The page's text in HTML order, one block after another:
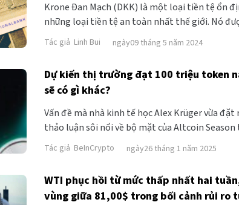
Krone Đan Mạch (DKK) là một loại tiền tệ ổn
những loại tiền tệ an toàn nhất thế giới. Nó
thanh toán quốc tế và là một trong những loại
nhất trên thế giới.
Tác giả Linh Bui ngày09 tháng 5 năm 2024
Dự kiến thị trường đạt 100 triệu token
sẽ có gì khác?
Vấn đề mà nhà kinh tế học Alex Krüger vừa đặt
thảo luận sôi nổi về bộ mặt của Altcoin
cho rằng thị trường đang có quá nhiều token s
Tác giả BeInCrypto ngày26 tháng 1 năm 2025
WTI phục hồi từ mức thấp nhất hai
vùng giữa 81,00$ trong bối cảnh rủi ro